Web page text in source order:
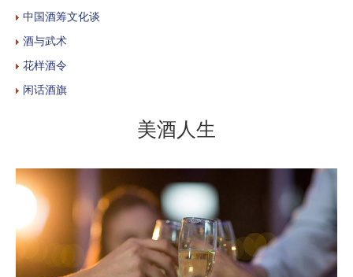
中国酒筹文化谈
酒与武术
花样酒令
闲话酒旗
美酒人生